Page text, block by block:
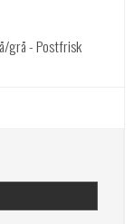
grå - Postfrisk